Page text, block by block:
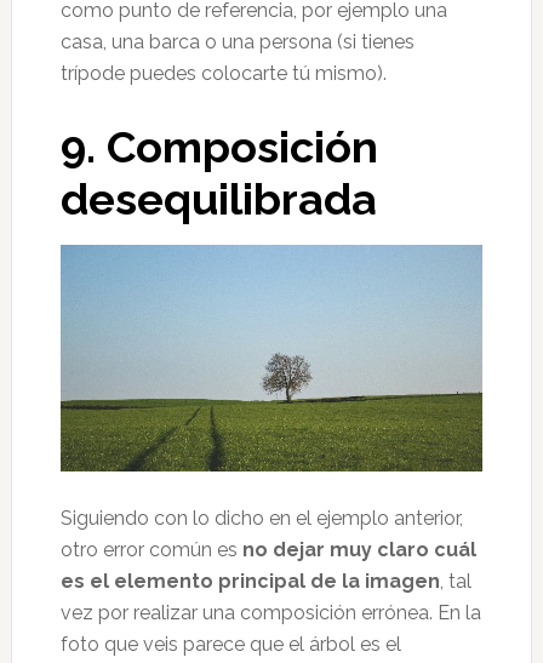
como punto de referencia, por ejemplo una
casa, una barca o una persona (si tienes
trípode puedes colocarte tú mismo).
9. Composición
desequilibrada
Siguiendo con lo dicho en el ejemplo anterior,
otro error común es no dejar muy claro cuál
es el elemento principal de la imagen, tal
vez por realizar una composición errónea. En la
foto que veis parece que el árbol es el